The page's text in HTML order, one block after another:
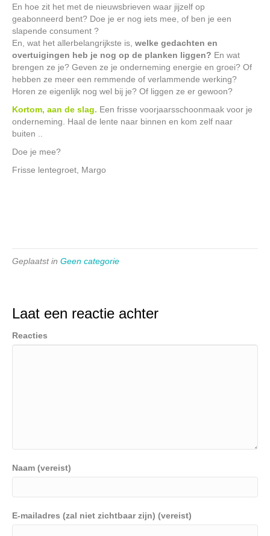
En hoe zit het met de nieuwsbrieven waar jijzelf op
geabonneerd bent? Doe je er nog iets mee, of ben je een
slapende consument ?
En, wat het allerbelangrijkste is, welke gedachten en
overtuigingen heb je nog op de planken liggen? En wat
brengen ze je? Geven ze je onderneming energie en groei? Of
hebben ze meer een remmende of verlammende werking?
Horen ze eigenlijk nog wel bij je? Of liggen ze er gewoon?
Kortom, aan de slag. Een frisse voorjaarsschoonmaak voor je
onderneming. Haal de lente naar binnen en kom zelf naar
buiten ..
Doe je mee?
Frisse lentegroet, Margo
Geplaatst in Geen categorie
Laat een reactie achter
Reacties
Naam (vereist)
E-mailadres (zal niet zichtbaar zijn) (vereist)